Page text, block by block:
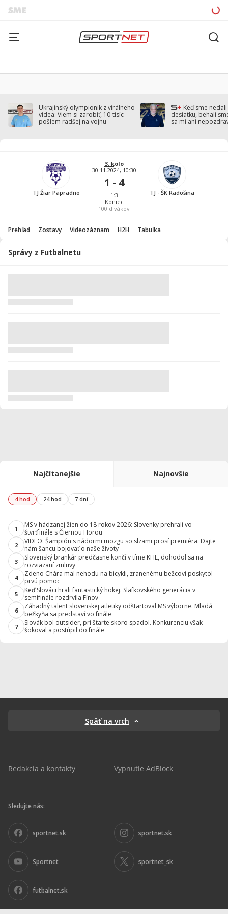
Ukrajinský olympionik z virálneho
videa: Viem si zarobiť, 10-tisíc
pošlem radšej na vojnu
Keď sme
desiatku, behali
sa mi ani
TJ Žiar Papradno
3. kolo
30.11.2024, 10:30
1 - 4
1:3
Koniec
100 divákov
TJ - ŠK Radošina
Prehľad Zostavy Videozáznam H2H Tabuľka
Správy z Futbalnetu
Najčítanejšie Najnovšie
4 hod 24 hod 7 dní
1
MS v hádzanej žien do 18 rokov 2026: Slovenky prehrali vo
štvrťfinále s Čiernou Horou
2
VIDEO: Šampión s nádormi mozgu so slzami prosí premiéra: Dajte
nám šancu bojovať o naše životy
3
Slovenský brankár predčasne končí v tíme KHL, dohodol sa na
rozviazaní zmluvy
4
Zdeno Chára mal nehodu na bicykli, zranenému bežcovi poskytol
prvú pomoc
5
Keď Slováci hrali fantastický hokej. Slafkovského generácia v
semifinále rozdrvila Fínov
6
Záhadný talent slovenskej atletiky odštartoval MS výborne. Mladá
bežkyňa sa predstaví vo finále
7
Slovák bol outsider, pri štarte skoro spadol. Konkurenciu však
šokoval a postúpil do finále
Späť na vrch
Redakcia a kontakty Vypnutie AdBlock
Sledujte nás:
sportnet.sk sportnet.sk
Sportnet sportnet_sk
futbalnet.sk